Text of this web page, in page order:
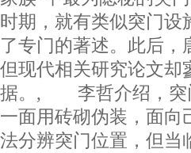
时期，就有类似突门设
了专门的著述。此后
但现代相关研究论文却
据。, 李哲介绍，突
一面用砖砌伪装，面向
法分辨突门位置，但当